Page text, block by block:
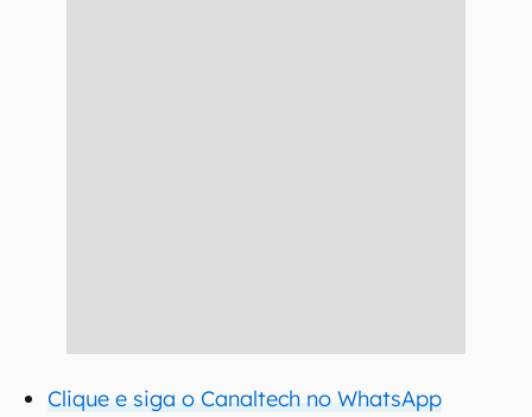
Clique e siga o Canaltech no WhatsApp